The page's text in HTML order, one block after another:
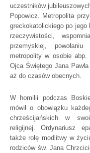
uczestników
Popowicz. Metropolita
greckokatolickiego po jego
rzeczywistości,
przemyskiej,
metropolity w osobie abp.
Ojca Świętego Jana
aż do czasów obecnych.
W homilii podczas
mówił o obowiązku
chrześcijańskich w
religijnej. Ordynariusz
także rolę modlitwy w
rodziców św. Jana